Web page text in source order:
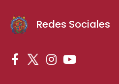
Redes Sociales